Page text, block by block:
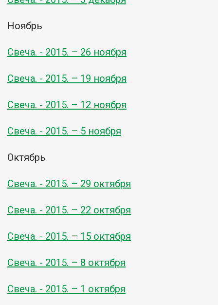
Ноябрь
Свеча. - 2015. – 26 ноября
Свеча. - 2015. – 19 ноября
Свеча. - 2015. – 12 ноября
Свеча. - 2015. – 5 ноября
Октябрь
Свеча. - 2015. – 29 октября
Свеча. - 2015. – 22 октября
Свеча. - 2015. – 15 октября
Свеча. - 2015. – 8 октября
Свеча. - 2015. – 1 октября